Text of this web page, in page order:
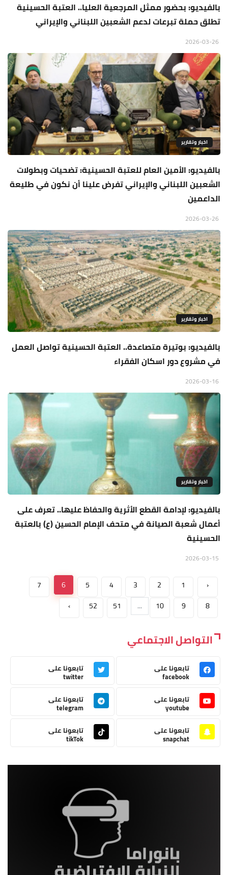
بالفيديو: بحضور ممثل المرجعية العليا.. العتبة الحسينية
تطلق حملة تبرعات لدعم الشعبين اللبناني والإيراني
اخبار وتقارير
بالفيديو: الأمين العام للعتبة الحسينية: تضحيات وبطولات
الشعبين اللبناني والإيراني تفرض علينا أن نكون في طليعة
الداعمين
اخبار وتقارير
بالفيديو: بوتيرة متصاعدة.. العتبة الحسينية تواصل العمل
في مشروع دور اسكان الفقراء
اخبار وتقارير
بالفيديو: لإدامة القطع الأثرية والحفاظ عليها.. تعرف على
أعمال شعبة الصيانة في متحف الإمام الحسين (ع) بالعتبة
الحسينية
‹
1
2
3
4
5
6
7
8
9
10
...
51
52
›
التواصل الاجتماعي
تابعونا على
facebook
تابعونا على
twitter
تابعونا على
youtube
تابعونا على
telegram
تابعونا على
snapchat
تابعونا على
tikTok